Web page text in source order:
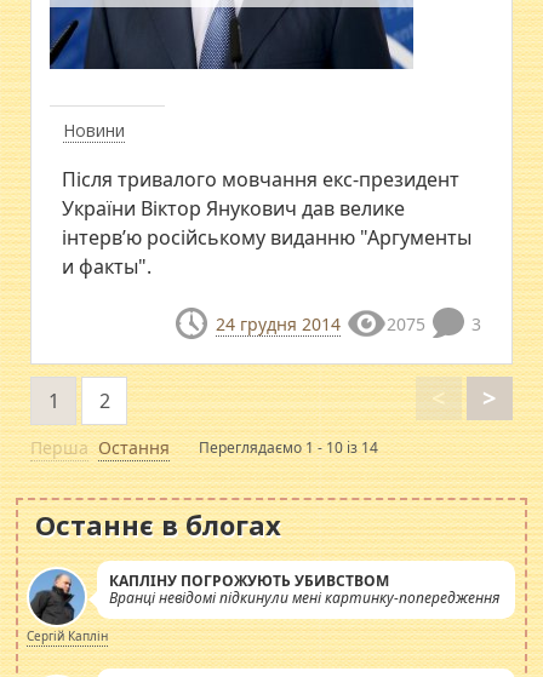
Новини
Після тривалого мовчання екс-президент
України Віктор Янукович дав велике
інтерв’ю російському виданню "Аргументы
и факты".
24 грудня 2014 2075 3
Перша
<
1 2 >
Остання Переглядаємо 1 - 10 із 14
Останнє в блогах
КАПЛІНУ ПОГРОЖУЮТЬ УБИВСТВОМ
Вранці невідомі підкинули мені картинку-попередження
Сергій Каплін